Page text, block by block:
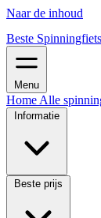
Naar de inhoud
Beste Spinningfiets
Menu
Home Alle
Informatie
Beste prijs